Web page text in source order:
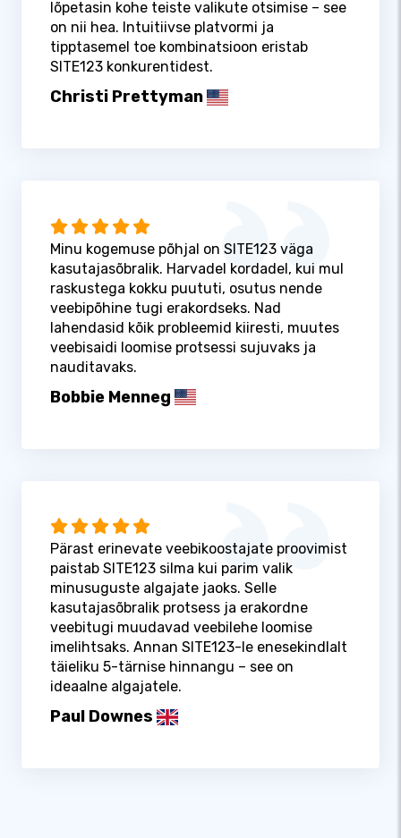
lõpetasin kohe teiste valikute otsimise – see
on nii hea. Intuitiivse platvormi ja
tipptasemel toe kombinatsioon eristab
SITE123 konkurentidest.
Christi Prettyman
Minu kogemuse põhjal on SITE123 väga
kasutajasõbralik. Harvadel kordadel, kui mul
raskustega kokku puututi, osutus nende
veebipõhine tugi erakordseks. Nad
lahendasid kõik probleemid kiiresti, muutes
veebisaidi loomise protsessi sujuvaks ja
nauditavaks.
Bobbie Menneg
Pärast erinevate veebikoostajate proovimist
paistab SITE123 silma kui parim valik
minusuguste algajate jaoks. Selle
kasutajasõbralik protsess ja erakordne
veebitugi muudavad veebilehe loomise
imelihtsaks. Annan SITE123-le enesekindlalt
täieliku 5-tärnise hinnangu – see on
ideaalne algajatele.
Paul Downes